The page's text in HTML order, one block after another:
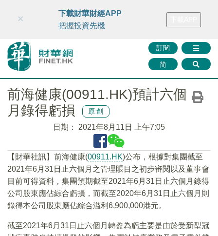
財華智庫網 FINTV FINMETA 財華證券 媒體矩陣
訂閱
简
×
下載財華財經APP
把握投資先機
前海健康(00911.HK)預計六個
月錄得虧損
原創
日期： 2021年8月11日 上午7:05
【財華社訊】前海健康(00911.HK)公布，根據對集團截至
2021年6月31日止六個月之管理賬目之初步審閱以及董事會
目前可得資料，集團預期截至2021年6月31日止六個月錄得
公司股東應佔綜合虧損，而截至2020年6月31日止六個月則
錄得本公司股東應佔綜合溢利6,900,000港元。
截至2021年6月31日止六個月轉盈為虧主要是由於受新型冠